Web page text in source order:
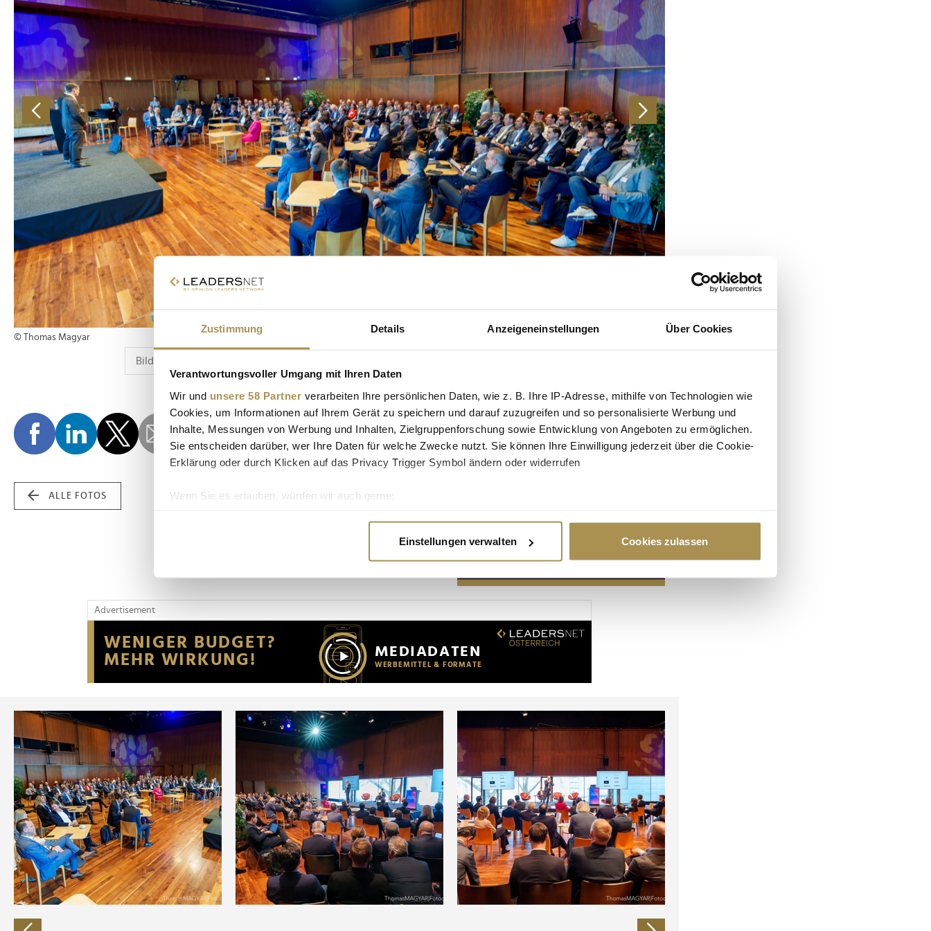
Zustimmung Details Anzeigeneinstellungen Über Cookies
Verantwortungsvoller Umgang mit Ihren Daten
Wir und unsere 58 Partner verarbeiten Ihre persönlichen Daten, wie z. B. Ihre IP-Adresse, mithilfe von Technologien wie
Cookies, um Informationen auf Ihrem Gerät zu speichern und darauf zuzugreifen und so personalisierte Werbung und
Inhalte, Messungen von Werbung und Inhalten, Zielgruppenforschung sowie Entwicklung von Angeboten zu ermöglichen.
Sie entscheiden darüber, wer Ihre Daten für welche Zwecke nutzt. Sie können Ihre Einwilligung jederzeit über die Cookie-
Erklärung oder durch Klicken auf das Privacy Trigger Symbol ändern oder widerrufen
Wenn Sie es erlauben, würden wir auch gerne:
Erfahren Sie mehr darüber, wie Ihre persönlichen Daten verarbeitet werden, und legen Sie Ihre Präferenzen im
Wir verwenden Cookies, um Inhalte und Anzeigen zu personalisieren, Funktionen für soziale Medien anbieten zu können
Website an unsere Partner für soziale Medien, Werbung und Analysen weiter. Unsere Partner führen diese Informationen
möglicherweise mit weiteren Daten zusammen, die Sie ihnen bereitgestellt haben oder die sie im Rahmen Ihrer Nutzung
der Dienste gesammelt haben.
Einstellungen verwalten Cookies zulassen
© Thomas Magyar
ALLE FOTOS
Advertisement
Advertisement